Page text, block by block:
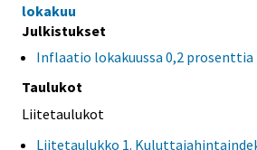
lokakuu
Julkistukset
Inflaatio lokakuussa 0,2 prosenttia
Taulukot
Liitetaulukot
Liitetaulukko 1.